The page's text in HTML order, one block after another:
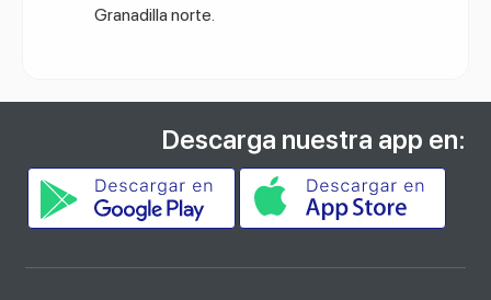
Granadilla norte.
Descarga nuestra app en: